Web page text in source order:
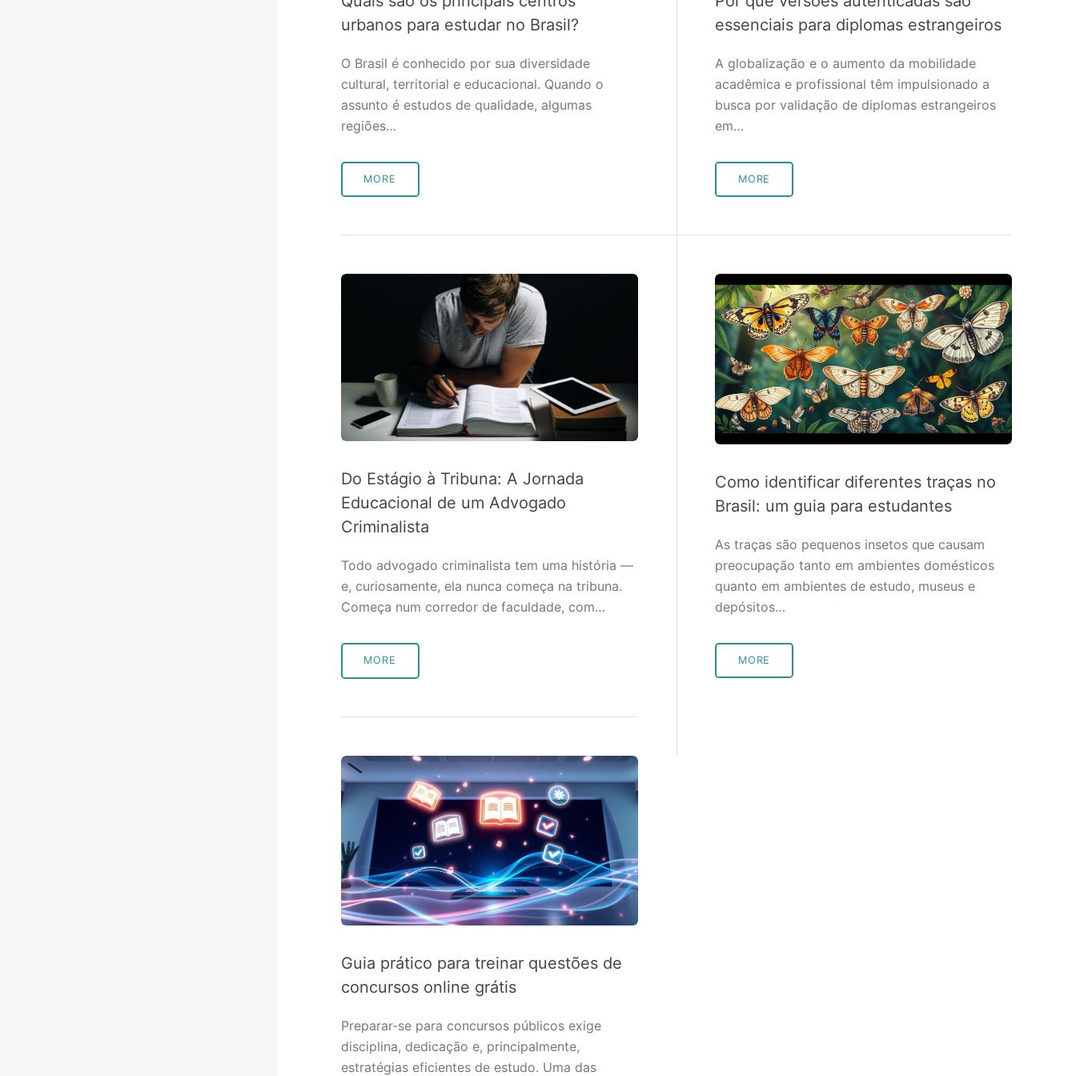
urbanos para estudar no Brasil?
O Brasil é conhecido por sua diversidade
cultural, territorial e educacional. Quando o
assunto é estudos de qualidade, algumas
regiões…
MORE
essenciais para diplomas estrangeiros
A globalização e o aumento da mobilidade
acadêmica e profissional têm impulsionado a
busca por validação de diplomas estrangeiros
em…
MORE
Do Estágio à Tribuna: A Jornada
Educacional de um Advogado
Criminalista
Todo advogado criminalista tem uma história —
e, curiosamente, ela nunca começa na tribuna.
Começa num corredor de faculdade, com…
MORE
Como identificar diferentes traças no
Brasil: um guia para estudantes
As traças são pequenos insetos que causam
preocupação tanto em ambientes domésticos
quanto em ambientes de estudo, museus e
depósitos…
MORE
Guia prático para treinar questões de
concursos online grátis
Preparar-se para concursos públicos exige
disciplina, dedicação e, principalmente,
estratégias eficientes de estudo. Uma das